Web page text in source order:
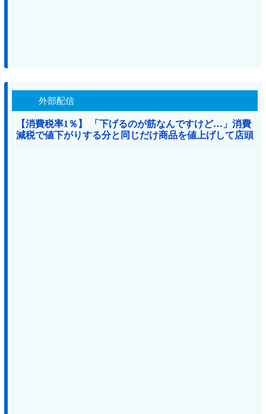
外部配信
【消費税率1％】 「下げるのが筋なんですけど…」消費
減税で値下がりする分と同じだけ商品を値上げして店頭
価格を変えない店も